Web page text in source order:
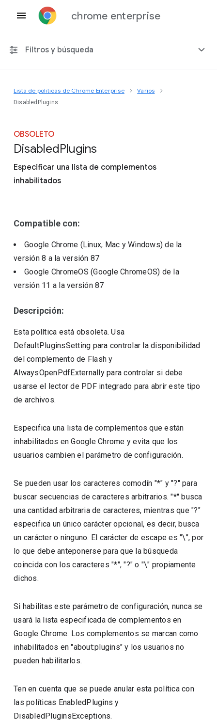
chrome enterprise
Filtros y búsqueda
Cualquier plataforma
Incluir políticas obsoletas
Lista de políticas de Chrome Enterprise Varios
DisabledPlugins
OBSOLETO
DisabledPlugins
Especificar una lista de complementos
inhabilitados
Compatible con:
Google Chrome (Linux, Mac y Windows)de la
versión8 a la versión 87
Google ChromeOS (Google ChromeOS) de la
versión 11 a la versión87
Descripción:
Esta política está obsoleta. Usa
DefaultPluginsSetting para controlar la disponibilidad
del complemento de Flash y
AlwaysOpenPdfExternally para controlar si debe
usarse el lector de PDF integrado para abrir este tipo
de archivos.
Especifica una lista de complementos que están
inhabilitados en Google Chrome y evita que los
usuarios cambien el parámetro de configuración.
Se pueden usar los caracteres comodín "*" y "?" para
buscar secuencias de caracteres arbitrarios. "*" busca
una cantidad arbitraria de caracteres, mientras que "?"
especifica un único carácter opcional, es decir, busca
un carácter o ninguno. El carácter de escape es "\", por
lo que debe anteponerse para que la búsqueda
coincida con los caracteres "*", "?" o "\" propiamente
dichos.
Si habilitas este parámetro de configuración, nunca se
usará la lista especificada de complementos en
Google Chrome. Los complementos se marcan como
inhabilitados en "about:plugins" y los usuarios no
pueden habilitarlos.
Ten en cuenta que se puede anular esta política con
las políticas EnabledPlugins y
DisabledPluginsExceptions.